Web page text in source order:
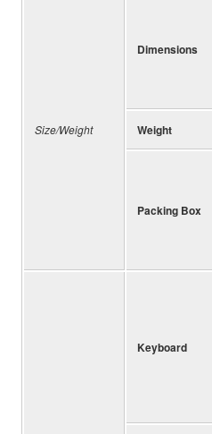
Size/Weight
Dimensions
Weight
Packing Box
Keyboard